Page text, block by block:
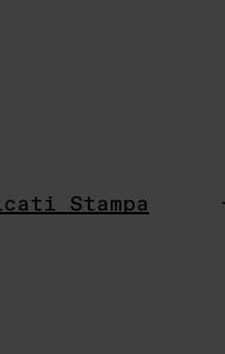
Stampa